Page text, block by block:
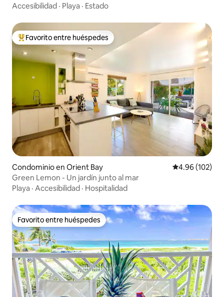
Accesibilidad · Playa · Estado
De los mejores en Favorito entre huéspedes
Favorito entre huéspedes
Condominio en Orient Bay Calificación
4.96 (102)
Green Lemon - Un jardín junto al mar
Playa · Accesibilidad · Hospitalidad
Favorito entre huéspedes
Favorito entre huéspedes